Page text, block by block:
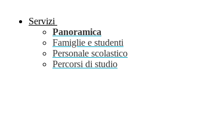
Servizi
Panoramica
Famiglie e studenti
Personale scolastico
Percorsi di studio